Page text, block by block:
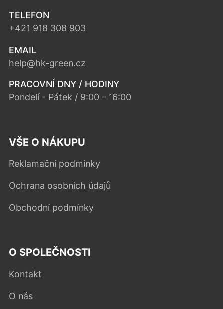
TELEFON
+421 918 308 903
EMAIL
help@hk-green.cz
PRACOVNÍ DNY / HODINY
Pondelí - Pátek / 9:00 – 16:00
VŠE O NÁKUPU
Reklamační podmínky
Ochrana osobních údajů
Obchodní podmínky
O SPOLEČNOSTI
Kontakt
O nás